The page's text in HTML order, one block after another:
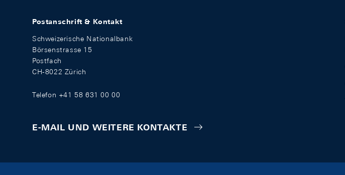
Postanschrift & Kontakt
Schweizerische Nationalbank
Börsenstrasse 15
Postfach
CH-8022 Zürich
Telefon +41 58 631 00 00
E-MAIL UND WEITERE KONTAKTE